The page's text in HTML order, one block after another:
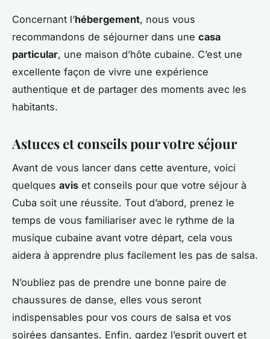
Concernant l’hébergement, nous vous
recommandons de séjourner dans une casa
particular, une maison d’hôte cubaine. C’est une
excellente façon de vivre une expérience
authentique et de partager des moments avec les
habitants.
Astuces et conseils pour votre séjour
Avant de vous lancer dans cette aventure, voici
quelques avis et conseils pour que votre séjour à
Cuba soit une réussite. Tout d’abord, prenez le
temps de vous familiariser avec le rythme de la
musique cubaine avant votre départ, cela vous
aidera à apprendre plus facilement les pas de salsa.
N’oubliez pas de prendre une bonne paire de
chaussures de danse, elles vous seront
indispensables pour vos cours de salsa et vos
soirées dansantes. Enfin, gardez l’esprit ouvert et